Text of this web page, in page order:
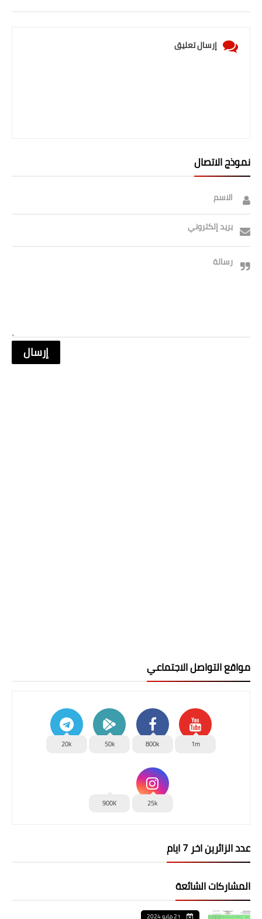
إرسال تعليق
نموذج الاتصال
الاسم
بريد إلكتروني
رسالة
مواقع التواصل الاجتماعي
1m
800k
50k
20k
25k
900K
عدد الزائرين اخر 7 ايام
المشاركات الشائعة
21 مايو 2024